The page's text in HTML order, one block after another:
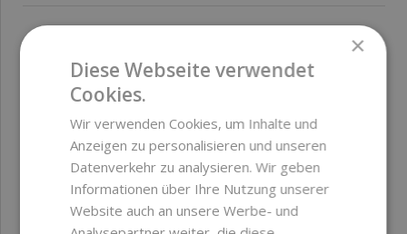
×
Diese Webseite verwendet
Cookies.
Wir verwenden Cookies, um Inhalte und
Anzeigen zu personalisieren und unseren
Datenverkehr zu analysieren. Wir geben
Informationen über Ihre Nutzung unserer
Website auch an unsere Werbe- und